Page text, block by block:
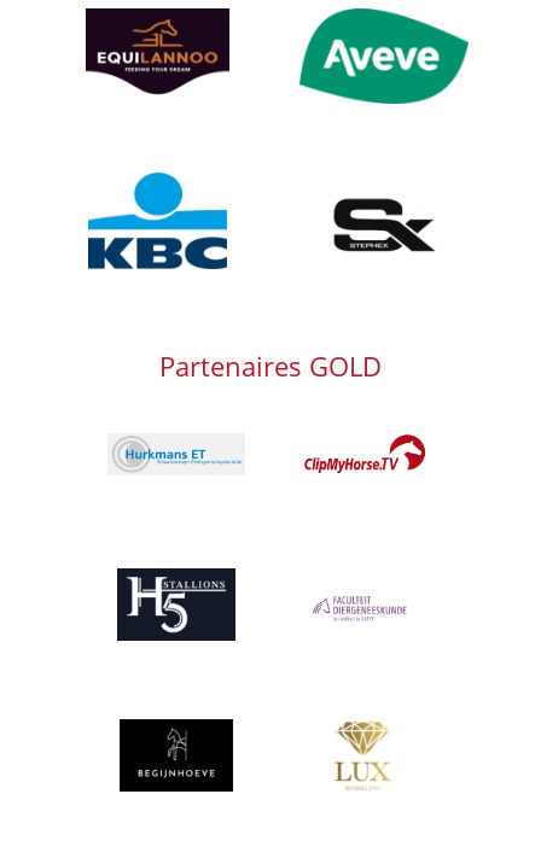
Afbeelding Afbeelding
Afbeelding
Partenaires GOLD
Afbeelding
Afbeelding Afbeelding
Afbeelding Afbeelding